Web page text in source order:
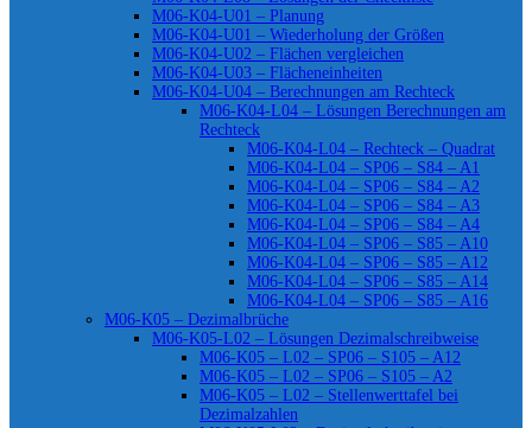
M06-K04-U01 – Planung
M06-K04-U01 – Wiederholung der Größen
M06-K04-U02 – Flächen vergleichen
M06-K04-U03 – Flächeneinheiten
M06-K04-U04 – Berechnungen am Rechteck
M06-K04-L04 – Lösungen Berechnungen am
Rechteck
M06-K04-L04 – Rechteck – Quadrat
M06-K04-L04 – SP06 – S84 – A1
M06-K04-L04 – SP06 – S84 – A2
M06-K04-L04 – SP06 – S84 – A3
M06-K04-L04 – SP06 – S84 – A4
M06-K04-L04 – SP06 – S85 – A10
M06-K04-L04 – SP06 – S85 – A12
M06-K04-L04 – SP06 – S85 – A14
M06-K04-L04 – SP06 – S85 – A16
M06-K05 – Dezimalbrüche
M06-K05-L02 – Lösungen Dezimalschreibweise
M06-K05 – L02 – SP06 – S105 – A12
M06-K05 – L02 – SP06 – S105 – A2
M06-K05 – L02 – Stellenwerttafel bei
Dezimalzahlen